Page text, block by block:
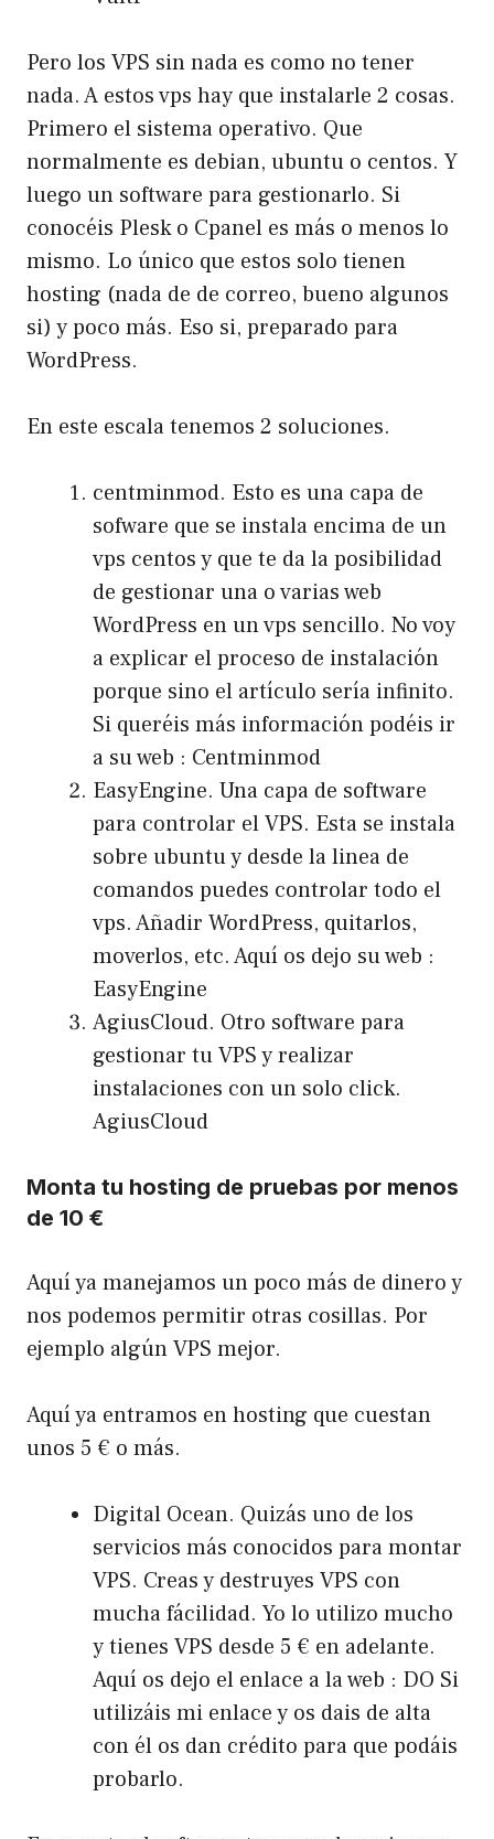
Pero los VPS sin nada es como no tener
nada. A estos vps hay que instalarle 2 cosas.
Primero el sistema operativo. Que
normalmente es debian, ubuntu o centos. Y
luego un software para gestionarlo. Si
conocéis Plesk o Cpanel es más o menos lo
mismo. Lo único que estos solo tienen
hosting (nada de de correo, bueno algunos
si) y poco más. Eso si, preparado para
WordPress.
En este escala tenemos 2 soluciones.
centminmod. Esto es una capa de
sofware que se instala encima de un
vps centos y que te da la posibilidad
de gestionar una o varias web
WordPress en un vps sencillo. No voy
a explicar el proceso de instalación
porque sino el artículo sería infinito.
Si queréis más información podéis ir
a su web : Centminmod
EasyEngine. Una capa de software
para controlar el VPS. Esta se instala
sobre ubuntu y desde la linea de
comandos puedes controlar todo el
vps. Añadir WordPress, quitarlos,
moverlos, etc. Aquí os dejo su web :
EasyEngine
AgiusCloud. Otro software para
gestionar tu VPS y realizar
instalaciones con un solo click.
AgiusCloud
Monta tu hosting de pruebas por menos
de 10 €
Aquí ya manejamos un poco más de dinero y
nos podemos permitir otras cosillas. Por
ejemplo algún VPS mejor.
Aquí ya entramos en hosting que cuestan
unos 5 € o más.
Digital Ocean. Quizás uno de los
servicios más conocidos para montar
VPS. Creas y destruyes VPS con
mucha fácilidad. Yo lo utilizo mucho
y tienes VPS desde 5 € en adelante.
Aquí os dejo el enlace a la web : DO Si
utilizáis mi enlace y os dais de alta
con él os dan crédito para que podáis
probarlo.